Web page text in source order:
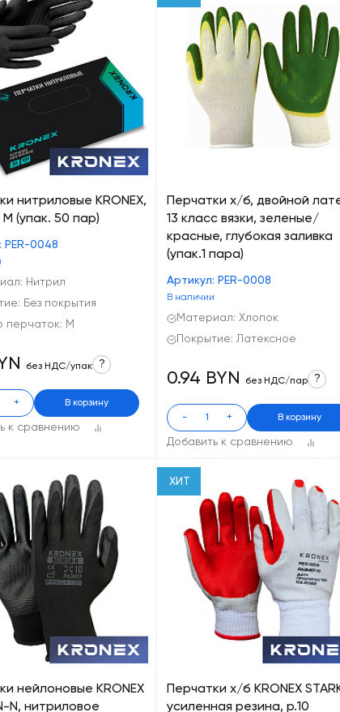
нитриловые KRONEX,
(упак. 50 пар)
PER-0048
Нитрил
Без покрытия
перчаток: M
к сравнению
без НДС/упак ?
+ В корзину
Перчатки х/б, двойной
13 класс вязки, зеленые/
красные, глубокая заливка
(упак.1 пара)
Артикул: PER-0008
В наличии
Материал: Хлопок
Покрытие: Латексное
Добавить к сравнению
0.94 BYN без НДС/пар ?
- + В корзину
нейлоновые KRONEX
N, нитриловое
ХИТ
Перчатки х/б KRONEX
усиленная резина, р.10